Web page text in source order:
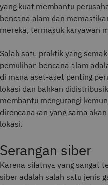
yang kuat membantu
bencana alam dan
mereka, termasuk karyawan
Salah satu praktik yang
pemulihan bencana alam
di mana aset-aset penting
lokasi dan bahkan
membantu mengurangi
direncanakan yang sama
lokasi.
Serangan siber
Karena sifatnya yang sangat
siber adalah salah satu jenis